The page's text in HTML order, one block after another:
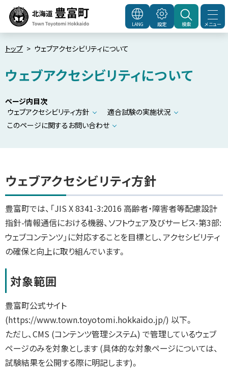
へ
メ
ュ
へ
北海道豊富町Town
メニュー
LANG 設定 検索
トップ ウェブアクセシビリティについて
ウェブアクセシビリティについて
ページ内目次
ウェブアクセシビリティ方針
適合試験の実施状況
このページに関するお問い合わせ
ウェブアクセシビリティ方針
豊富町では、「JIS X 8341-3:2016 高齢者・障害者等配慮設計
指針-情報通信における機器、ソフトウェア及びサービス-第3部:
ウェブコンテンツ」に対応することを目標とし、アクセシビリティ
の確保と向上に取り組んでいます。
対象範囲
豊富町公式サイト
(https://www.town.toyotomi.hokkaido.jp/) 以下。
ただし、CMS (コンテンツ管理システム) で管理しているウェブ
ページのみを対象とします (具体的な対象ページについては、
試験結果を公開する際に明記します)。